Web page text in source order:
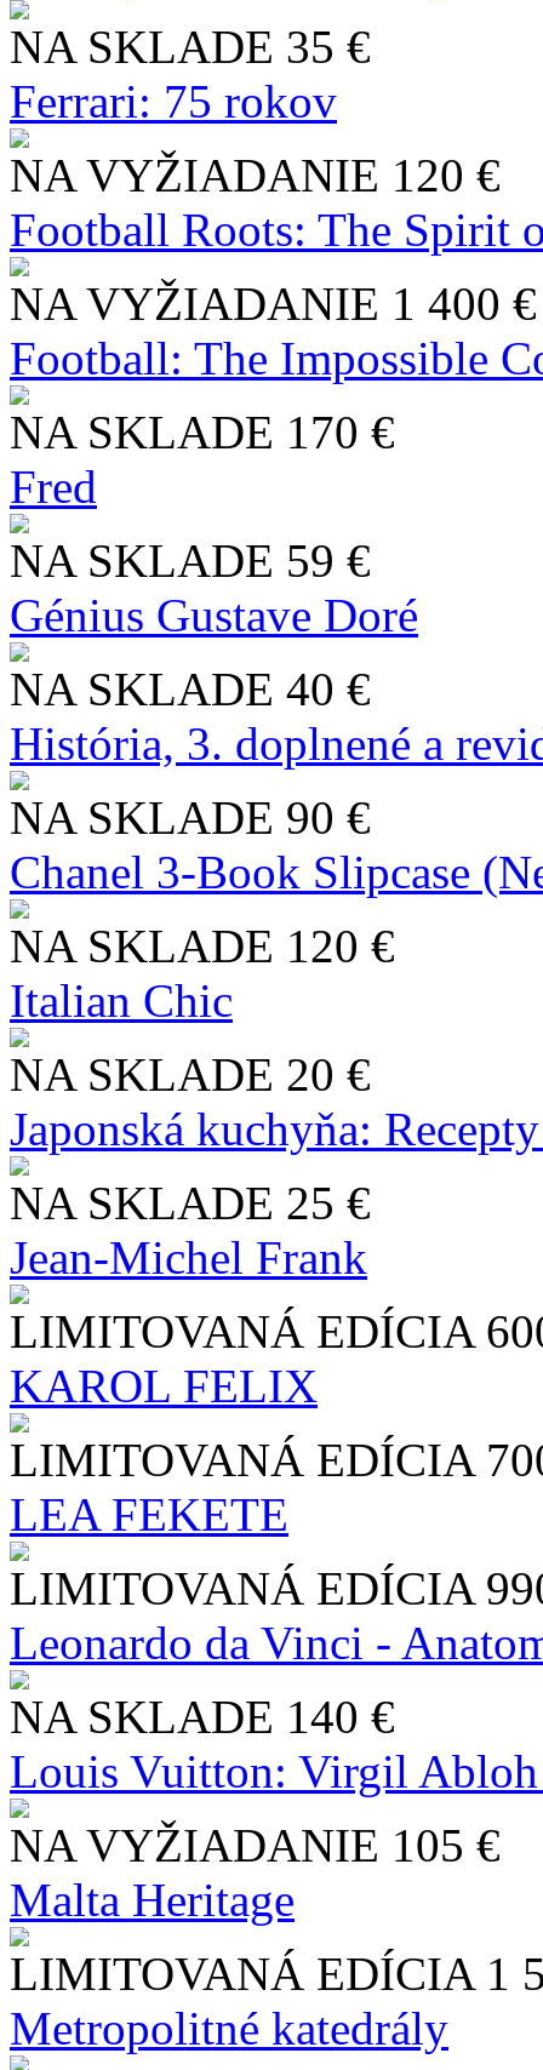
NA SKLADE 35 €
Ferrari: 75 rokov
NA VYŽIADANIE 120 €
Football Roots: The Spirit
NA VYŽIADANIE 1 400 €
Football: The Impossible
NA SKLADE 170 €
Fred
NA SKLADE 59 €
Génius Gustave Doré
NA SKLADE 40 €
História, 3. doplnené a
NA SKLADE 90 €
Chanel 3-Book Slipcase
NA SKLADE 120 €
Italian Chic
NA SKLADE 20 €
Japonská kuchyňa:
NA SKLADE 25 €
Jean-Michel Frank
LIMITOVANÁ EDÍCIA
KAROL FELIX
LIMITOVANÁ EDÍCIA
LEA FEKETE
LIMITOVANÁ EDÍCIA
Leonardo da Vinci -
NA SKLADE 140 €
Louis Vuitton: Virgil
NA VYŽIADANIE 105 €
Malta Heritage
LIMITOVANÁ EDÍCIA 1
Metropolitné katedrály